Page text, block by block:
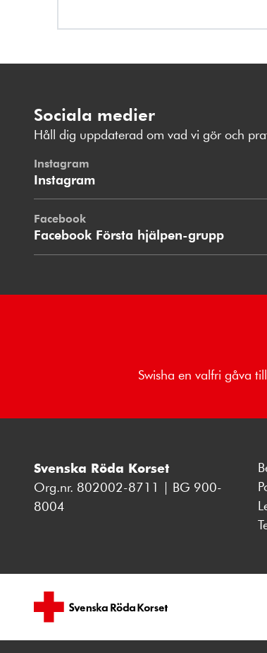
Sociala medier
Håll dig uppdaterad om vad vi gör och
Instagram
Instagram
Facebook
Facebook Första hjälpen-grupp
Swisha en valfri gåva
Svenska Röda Korset
Org.nr. 802002-8711 | BG 900-
8004